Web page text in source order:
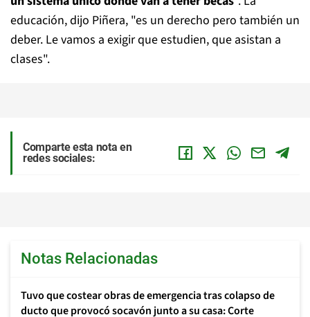
educación, dijo Piñera, "es un derecho pero también un
deber. Le vamos a exigir que estudien, que asistan a
clases".
Comparte esta nota en
redes sociales:
Notas Relacionadas
Tuvo que costear obras de emergencia tras colapso de
ducto que provocó socavón junto a su casa: Corte